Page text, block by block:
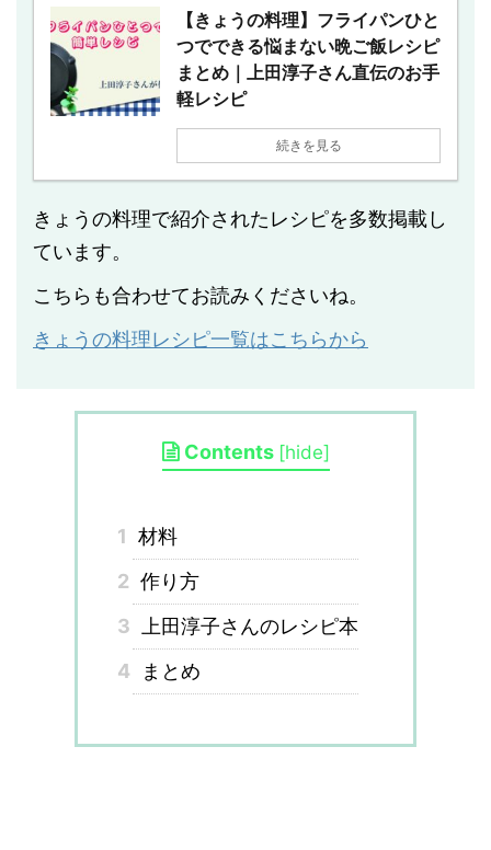
【きょうの料理】フライパンひと
つでできる悩まない晩ご飯レシピ
まとめ｜上田淳子さん直伝のお手
軽レシピ
続きを見る
きょうの料理で紹介されたレシピを多数掲載し
ています。
こちらも合わせてお読みくださいね。
きょうの料理レシピ一覧はこちらから
Contents [hide]
1 材料
2 作り方
3
上田淳子さんのレシピ本
4
まとめ